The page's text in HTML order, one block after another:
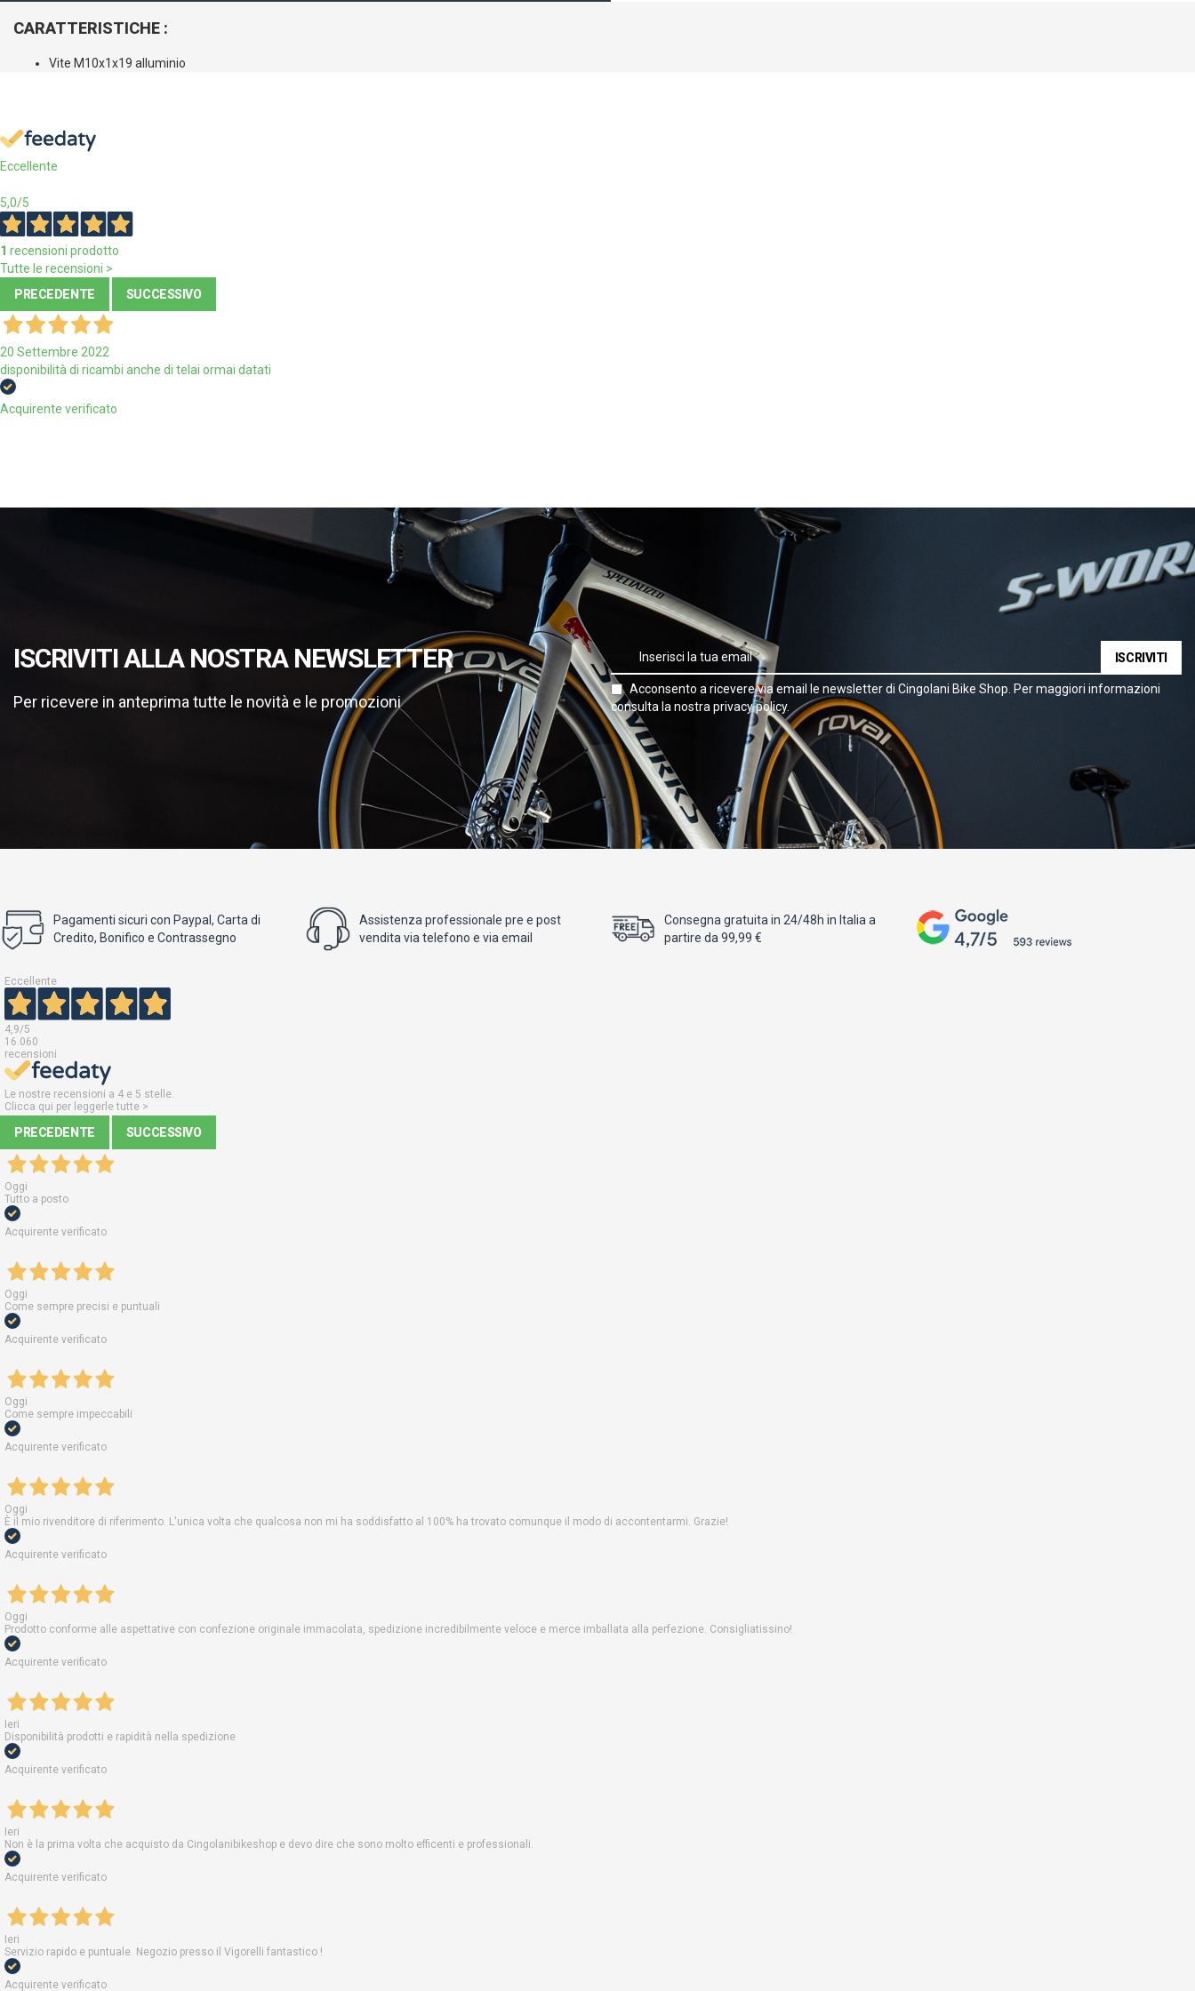
CARATTERISTICHE :
Vite M10x1x19 alluminio
Eccellente
5,0/5
1 recensioni prodotto
Tutte le recensioni >
PRECEDENTE
SUCCESSIVO
20 Settembre 2022
disponibilità di ricambi anche di telai ormai datati
Acquirente verificato
ISCRIVITI ALLA NOSTRA NEWSLETTER
Per ricevere in anteprima tutte le novità e le promozioni
ISCRIVITI
Acconsento a ricevere via email le newsletter di Cingolani Bike Shop. Per maggiori informazioni
consulta la nostra privacy policy.
Pagamenti sicuri con Paypal, Carta di
Credito, Bonifico e Contrassegno
Assistenza professionale pre e post
vendita via telefono e via email
Consegna gratuita in 24/48h in Italia a
partire da 99,99 €
Eccellente
4,9/5
16.060
recensioni
Le nostre recensioni a 4 e 5 stelle.
Clicca qui per leggerle tutte >
PRECEDENTE SUCCESSIVO
Oggi
Tutto a posto
Acquirente verificato
Oggi
Come sempre precisi e puntuali
Acquirente verificato
Oggi
Come sempre impeccabili
Acquirente verificato
Oggi
È il mio rivenditore di riferimento. L'unica volta che qualcosa non mi ha soddisfatto al 100% ha trovato comunque il modo di accontentarmi. Grazie!
Acquirente verificato
Oggi
Prodotto conforme alle aspettative con confezione originale immacolata, spedizione incredibilmente veloce e merce imballata alla perfezione. Consigliatissino!
Acquirente verificato
Ieri
Disponibilità prodotti e rapidità nella spedizione
Acquirente verificato
Ieri
Non è la prima volta che acquisto da Cingolanibikeshop e devo dire che sono molto efficenti e professionali.
Acquirente verificato
Ieri
Servizio rapido e puntuale. Negozio presso il Vigorelli fantastico !
Acquirente verificato